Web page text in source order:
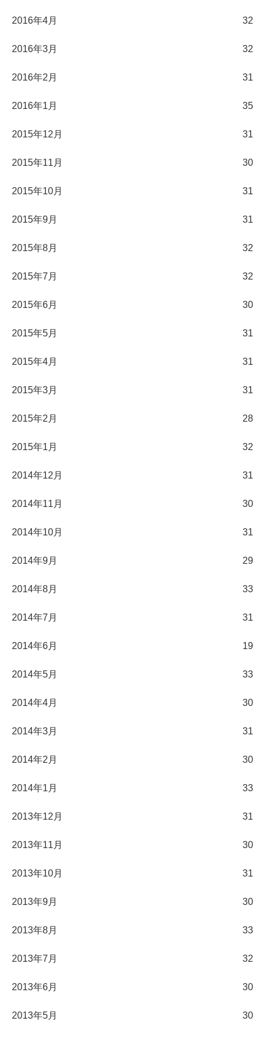
2016年4月 32
2016年3月 32
2016年2月 31
2016年1月 35
2015年12月 31
2015年11月 30
2015年10月 31
2015年9月 31
2015年8月 32
2015年7月 32
2015年6月 30
2015年5月 31
2015年4月 31
2015年3月 31
2015年2月 28
2015年1月 32
2014年12月 31
2014年11月 30
2014年10月 31
2014年9月 29
2014年8月 33
2014年7月 31
2014年6月 19
2014年5月 33
2014年4月 30
2014年3月 31
2014年2月 30
2014年1月 33
2013年12月 31
2013年11月 30
2013年10月 31
2013年9月 30
2013年8月 33
2013年7月 32
2013年6月 30
2013年5月 30